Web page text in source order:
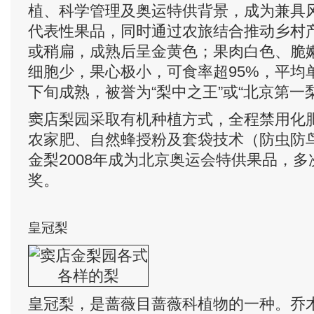
植、科学管理及奥运特供背景，成为兼具
代表性果品，同时通过农旅结合推动乡村
或稍扁，成熟后呈金黄色；果肉白色、脆
细胞少，果心极小，可食率超95%，平均
下旬成熟，被誉为“梨中之王”或“北京第一
窦店梨园采取‌有机种植‌方式，全程禁用化
农家肥、自然蜂授粉及套袋技术（防虫防
金梨2008年成为北京奥运会特供果品，
奖。
皇冠梨
皇冠梨，是蔷薇目蔷薇科植物的一种。乔